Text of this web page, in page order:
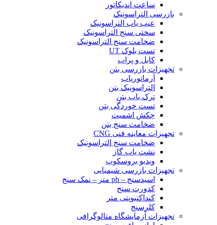
ساعت اندیکاتور
بازرسی التراسونیک
عیب یاب التراسونیک
سختی سنج التراسونیک
ضخامت سنج التراسونیک
تست بلوک UT
کابل و پراب
تجهیزات بازرسی بتن
آرماتوریاب
التراسونیک بتن
ترک یاب بتن
تست خوردگی بتن
چکش اشمیت
ضخامت سنج بتن
تجهیزات معاینه فنی CNG
ضخامت سنج التراسونیک
نشت یاب گاز
ویدیو بروسکوپ
تجهیزات بازرسی شیمیایی
اسیدسنج – ph متر – نمک سنج
کدورت سنج
کنداکتیویتی متر
کلرسنج
تجهیزات آزمایشگاه متالوگرافی